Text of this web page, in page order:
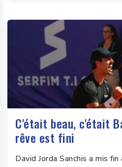
C'était beau, c'était
rêve est fini
David Jorda Sanchis a mis